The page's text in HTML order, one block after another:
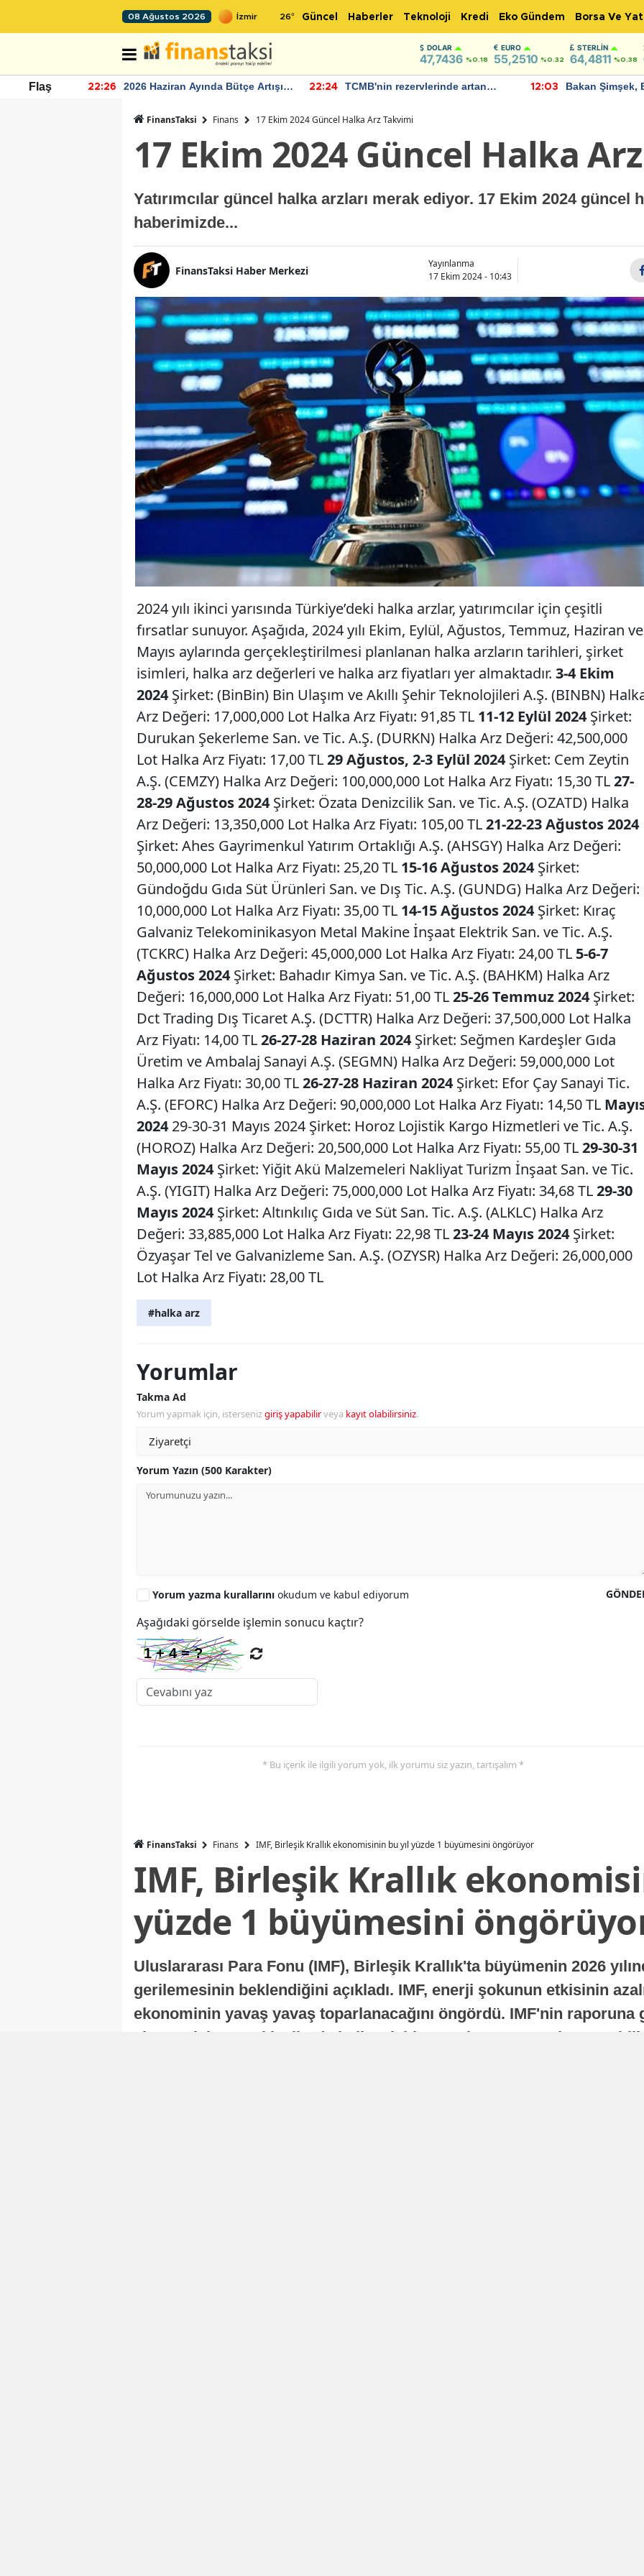
08 Ağustos 2026 26° Güncel Haberler Teknoloji Kredi Eko Gündem Borsa Ve
DOLAR
47,7436 %0.18
EURO
55,2510 %0.32
STERLIN
64,4811 %0.38
Flaş 22:26
2026 Haziran Ayında Bütçe Artışı
22:24
TCMB'nin rezervlerinde artan
12:03
Bakan Şimşek,
FinansTaksi Finans 17 Ekim 2024 Güncel Halka Arz Takvimi
17 Ekim 2024 Güncel Halka
Yatırımcılar güncel halka arzları merak ediyor. 17 Ekim 2024 güncel
haberimizde...
FinansTaksi Haber Merkezi
Yayınlanma
17 Ekim 2024 - 10:43
2024 yılı ikinci yarısında Türkiye’deki halka arzlar, yatırımcılar için çeşitli
fırsatlar sunuyor. Aşağıda, 2024 yılı Ekim, Eylül, Ağustos, Temmuz, Haziran ve
Mayıs aylarında gerçekleştirilmesi planlanan halka arzların tarihleri, şirket
isimleri, halka arz değerleri ve halka arz fiyatları yer almaktadır. 3-4 Ekim
2024 Şirket: (BinBin) Bin Ulaşım ve Akıllı Şehir Teknolojileri A.Ş. (BINBN)
Arz Değeri: 17,000,000 Lot Halka Arz Fiyatı: 91,85 TL 11-12 Eylül 2024 Şirket:
Durukan Şekerleme San. ve Tic. A.Ş. (DURKN) Halka Arz Değeri: 42,500,000
Lot Halka Arz Fiyatı: 17,00 TL29 Ağustos, 2-3 Eylül 2024 Şirket: Cem Zeytin
A.Ş. (CEMZY) Halka Arz Değeri: 100,000,000 Lot Halka Arz Fiyatı: 15,30 TL27-
28-29 Ağustos 2024 Şirket: Özata Denizcilik San. ve Tic. A.Ş. (OZATD) Halka
Arz Değeri: 13,350,000 Lot Halka Arz Fiyatı: 105,00 TL21-22-23 Ağustos 2024
Şirket: Ahes Gayrimenkul Yatırım Ortaklığı A.Ş. (AHSGY) Halka Arz Değeri:
50,000,000 Lot Halka Arz Fiyatı: 25,20 TL 15-16 Ağustos 2024 Şirket:
Gündoğdu Gıda Süt Ürünleri San. ve Dış Tic. A.Ş. (GUNDG) Halka Arz Değeri:
10,000,000 Lot Halka Arz Fiyatı: 35,00 TL 14-15 Ağustos 2024 Şirket: Kıraç
Galvaniz Telekominikasyon Metal Makine İnşaat Elektrik San. ve Tic. A.Ş.
(TCKRC) Halka Arz Değeri: 45,000,000 Lot Halka Arz Fiyatı: 24,00 TL 5-6-7
Ağustos 2024 Şirket: Bahadır Kimya San. ve Tic. A.Ş. (BAHKM) Halka Arz
Değeri: 16,000,000 Lot Halka Arz Fiyatı: 51,00 TL25-26 Temmuz 2024 Şirket:
Dct Trading Dış Ticaret A.Ş. (DCTTR) Halka Arz Değeri: 37,500,000 Lot Halka
Arz Fiyatı: 14,00 TL26-27-28 Haziran 2024 Şirket: Seğmen Kardeşler Gıda
Üretim ve Ambalaj Sanayi A.Ş. (SEGMN) Halka Arz Değeri: 59,000,000 Lot
Halka Arz Fiyatı: 30,00 TL26-27-28 Haziran 2024 Şirket: Efor Çay Sanayi Tic.
A.Ş. (EFORC) Halka Arz Değeri: 90,000,000 Lot Halka Arz Fiyatı: 14,50 TL
2024 29-30-31 Mayıs 2024 Şirket: Horoz Lojistik Kargo Hizmetleri ve Tic. A.Ş.
(HOROZ) Halka Arz Değeri: 20,500,000 Lot Halka Arz Fiyatı: 55,00 TL29-30-31
Mayıs 2024 Şirket: Yiğit Akü Malzemeleri Nakliyat Turizm İnşaat San. ve Tic.
A.Ş. (YIGIT) Halka Arz Değeri: 75,000,000 Lot Halka Arz Fiyatı: 34,68 TL29-30
Mayıs 2024 Şirket: Altınkılıç Gıda ve Süt San. Tic. A.Ş. (ALKLC) Halka Arz
Değeri: 33,885,000 Lot Halka Arz Fiyatı: 22,98 TL23-24 Mayıs 2024 Şirket:
Özyaşar Tel ve Galvanizleme San. A.Ş. (OZYSR) Halka Arz Değeri: 26,000,000
Lot Halka Arz Fiyatı: 28,00 TL
#halka arz
Yorumlar
Takma Ad
Yorum yapmak için, istersenizgiriş yapabilirveya kayıt olabilirsiniz.
Yorum Yazın (500 Karakter)
Yorum yazma kurallarını okudum ve kabul ediyorum
Aşağıdaki görselde işlemin sonucu kaçtır?
* Bu içerik ile ilgili yorum yok, ilk yorumu siz yazın, tartışalım *
FinansTaksi Finans IMF, Birleşik Krallık ekonomisinin bu yıl yüzde 1 büyümesini öngörüyor
IMF, Birleşik Krallık
yüzde 1 büyümesini
Uluslararası Para Fonu (IMF), Birleşik Krallık'ta büyümenin 2026
gerilemesinin beklendiğini açıkladı. IMF, enerji şokunun etkisinin
ekonominin yavaş yavaş toparlanacağını öngördü. IMF'nin raporuna
ekonomisi, sonraki yıllarda istikrarlı bir toparlanma süreci